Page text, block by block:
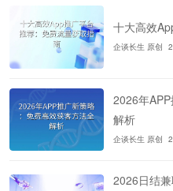
十大高效
企谈长生 原创
2026年
解析
企谈长生 原创
2026日结